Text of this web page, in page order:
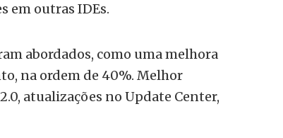
em outras IDEs.
abordados, como uma melhora
na ordem de 40%. Melhor
2.0, atualizações no Update Center,